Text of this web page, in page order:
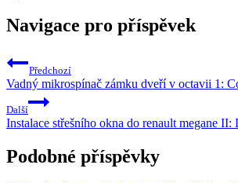
Navigace pro příspěvek
Předchozí
Vadný mikrospínač zámku dveří v octavii 1:
Další
Instalace střešního okna do renault megane
Podobné příspěvky